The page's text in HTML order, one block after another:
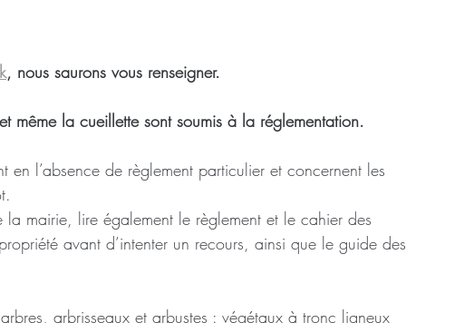
, nous saurons vous renseigner.
même la cueillette sont soumis à la réglementation.
en l’absence de règlement particulier et concernent les
mairie, lire également le règlement et le cahier des
avant d’intenter un recours, ainsi que le guide des
arbrisseaux et arbustes : végétaux à tronc ligneux